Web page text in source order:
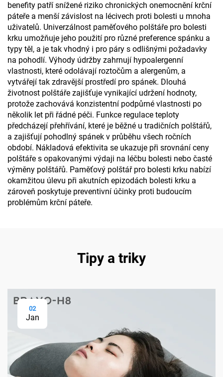
benefity patří snížené riziko chronických onemocnění krční
páteře a menší závislost na lécivech proti bolesti u mnoha
uživatelů. Univerzálnost paměťového polštáře pro bolesti
krku umožňuje jeho použití pro různé preference spánku a
typy těl, a je tak vhodný i pro páry s odlišnými požadavky
na pohodlí. Výhody údržby zahrnují hypoalergenní
vlastnosti, které odolávají roztočům a alergenům, a
vytvářejí tak zdravější prostředí pro spánek. Dlouhá
životnost polštáře zajišťuje vynikající udržení hodnoty,
protože zachovává konzistentní podpůrné vlastnosti po
několik let při řádné péči. Funkce regulace teploty
předcházejí přehřívání, které je běžné u tradičních polštářů,
a zajišťují pohodlný spánek v průběhu všech ročních
období. Nákladová efektivita se ukazuje při srovnání ceny
polštáře s opakovanými výdaji na léčbu bolesti nebo časté
výměny polštářů. Paměťový polštář pro bolesti krku nabízí
okamžitou úlevu při akutních epizodách bolesti krku a
zároveň poskytuje preventivní účinky proti budoucím
problémům krční páteře.
Tipy a triky
02
Jan